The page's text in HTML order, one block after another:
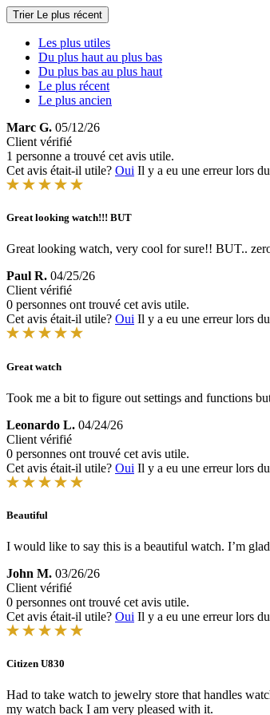
Trier Le plus récent
Les plus utiles
Du plus haut au plus bas
Du plus bas au plus haut
Le plus récent
Le plus ancien
Marc G. 05/12/26
Client vérifié
1 personne a trouvé cet avis utile.
Cet avis était-il utile? Oui Il y a eu une erreur lors
Great looking watch!!! BUT
Great looking watch, very cool for sure!! BUT..
Paul R. 04/25/26
Client vérifié
0 personnes ont trouvé cet avis utile.
Cet avis était-il utile? Oui Il y a eu une erreur lors
Great watch
Took me a bit to figure out settings and functions
Leonardo L. 04/24/26
Client vérifié
0 personnes ont trouvé cet avis utile.
Cet avis était-il utile? Oui Il y a eu une erreur lors
Beautiful
I would like to say this is a beautiful watch. I’m
John M. 03/26/26
Client vérifié
0 personnes ont trouvé cet avis utile.
Cet avis était-il utile? Oui Il y a eu une erreur lors
Citizen U830
Had to take watch to jewelry store that handles
my watch back I am very pleased with it.